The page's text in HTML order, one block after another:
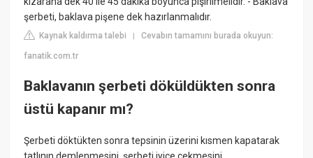
şerbeti, baklava pişene dek hazırlanmalıdır.
Kaynak kaldırma talebi |Cevabın tamamını burada okuyun:
fanatik.com.tr
Baklavanın şerbeti döküldükten sonra
üstü kapanır mı?
Şerbeti döktükten sonra tepsinin üzerini kısmen kapatarak